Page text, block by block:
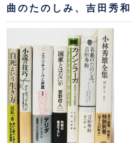
曲のたのしみ、吉田秀